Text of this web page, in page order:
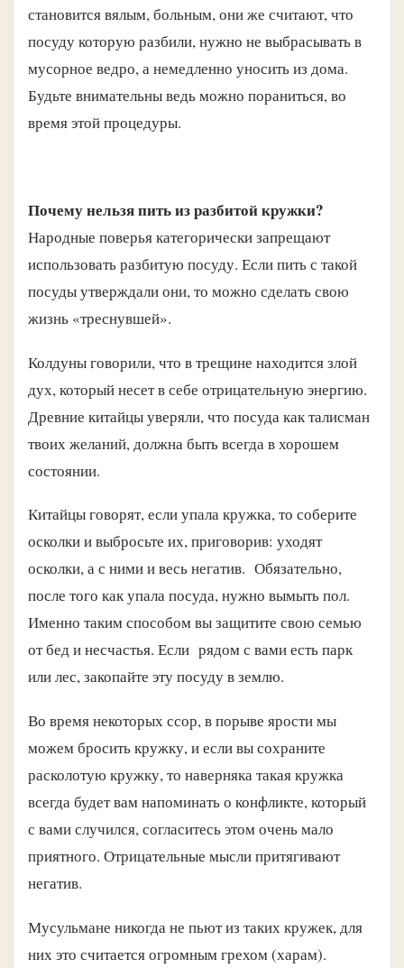
становится вялым, больным, они же считают, что
посуду которую разбили, нужно не выбрасывать в
мусорное ведро, а немедленно уносить из дома.
Будьте внимательны ведь можно пораниться, во
время этой процедуры.
Почему нельзя пить из разбитой кружки?
Народные поверья категорически запрещают
использовать разбитую посуду. Если пить с такой
посуды утверждали они, то можно сделать свою
жизнь «треснувшей».
Колдуны говорили, что в трещине находится злой
дух, который несет в себе отрицательную энергию.
Древние китайцы уверяли, что посуда как талисман
твоих желаний, должна быть всегда в хорошем
состоянии.
Китайцы говорят, если упала кружка, то соберите
осколки и выбросьте их, приговорив: уходят
осколки, а с ними и весь негатив. Обязательно,
после того как упала посуда, нужно вымыть пол.
Именно таким способом вы защитите свою семью
от бед и несчастья. Если рядом с вами есть парк
или лес, закопайте эту посуду в землю.
Во время некоторых ссор, в порыве ярости мы
можем бросить кружку, и если вы сохраните
расколотую кружку, то наверняка такая кружка
всегда будет вам напоминать о конфликте, который
с вами случился, согласитесь этом очень мало
приятного. Отрицательные мысли притягивают
негатив.
Мусульмане никогда не пьют из таких кружек, для
них это считается огромным грехом (харам).